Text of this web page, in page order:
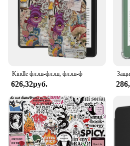
Kindle флэш-флэш, флэш-ф
626,32руб.